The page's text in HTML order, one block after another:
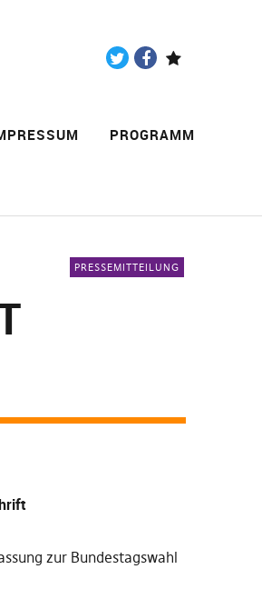
PROGRAMM
PRESSEMITTEILUNG
zur Bundestagswahl